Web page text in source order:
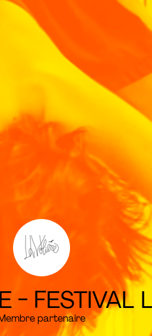
- FESTIVAL
partenaire